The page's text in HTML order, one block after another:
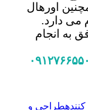
اورهال
انجام
طراحی و